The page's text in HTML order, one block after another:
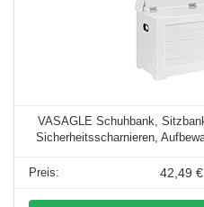
VASAGLE Schuhbank,
Sicherheitsscharnieren,
42,49 €